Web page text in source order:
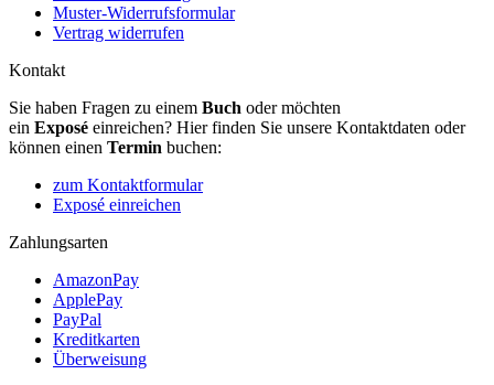
Muster-Widerrufsformular
Vertrag widerrufen
Kontakt
Sie haben Fragen zu einem Buch oder möchten
ein Exposé einreichen? Hier finden Sie unsere Kontaktdaten oder
können einen Termin buchen:
zum Kontaktformular
Exposé einreichen
Zahlungsarten
AmazonPay
ApplePay
PayPal
Kreditkarten
Überweisung